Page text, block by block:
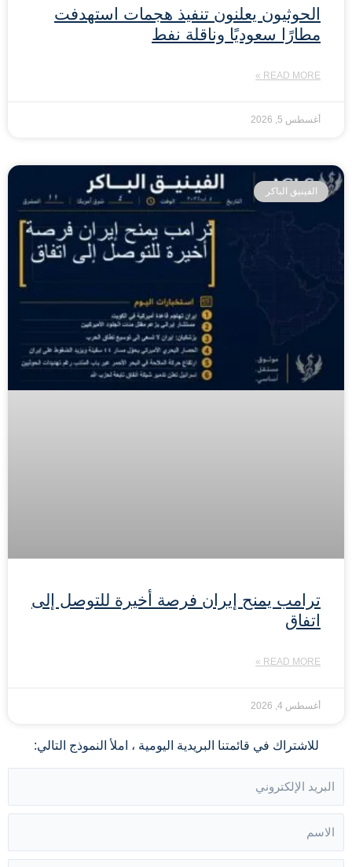
الحوثيون يعلنون تنفيذ هجمات استهدفت
مطارًا سعوديًا وناقلة نفط
READ MORE »
أغسطس 5, 2026
الفينيق الباكر
ترامب يمنح إيران فرصة أخيرة للتوصل إلى
اتفاق
READ MORE »
أغسطس 4, 2026
للاشتراك في قائمتنا البريدية اليومية ، املأ النموذج التالي: